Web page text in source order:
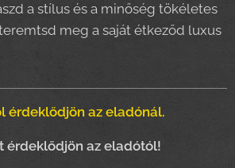
a stílus és a minőség tökéletes
meg a saját étkeződ luxus
érdeklődjön az eladónál.
érdeklődjön az eladótól!